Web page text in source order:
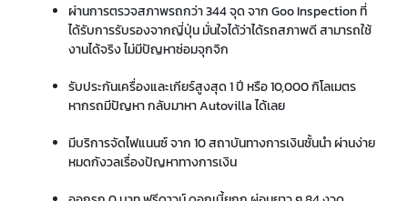
ผ่านการตรวจสภาพรถกว่า 344 จุด จาก Goo Inspection ที่
ได้รับการรับรองจากญี่ปุ่น มั่นใจได้ว่าได้รถสภาพดี สามารถใช้
งานได้จริง ไม่มีปัญหาซ่อมจุกจิก
รับประกันเครื่องและเกียร์สูงสุด 1 ปี หรือ 10,000 กิโลเมตร
หากรถมีปัญหา กลับมาหา Autovilla ได้เลย
มีบริการจัดไฟแนนซ์ จาก 10 สถาบันทางการเงินชั้นนำ ผ่านง่าย
หมดกังวลเรื่องปัญหาทางการเงิน